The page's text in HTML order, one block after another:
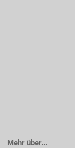
Mehr über...